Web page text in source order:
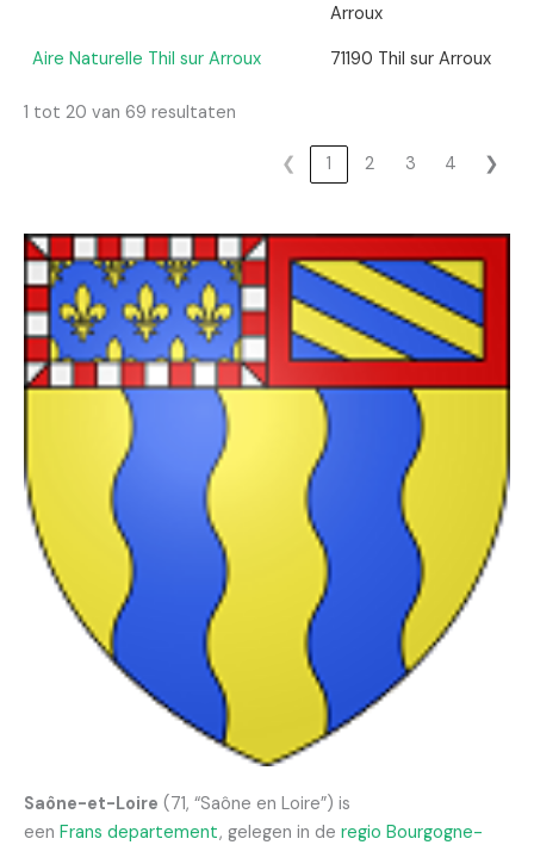
Arroux
Aire Naturelle Thil sur Arroux
71190 Thil sur Arroux
1 tot 20 van 69 resultaten
❮ 1 2 3 4 ❯
Saône-et-Loire (71, “Saône en Loire”) is
een Frans departement, gelegen in de regio Bourgogne-